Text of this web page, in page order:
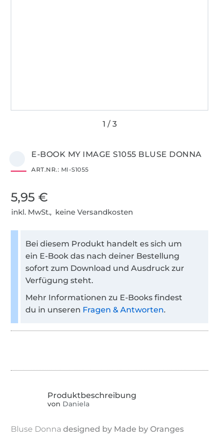
E-BOOK MY IMAGE S1055 BLUSE DONNA
ART.NR.: MI-S1055
5,95 €
inkl. MwSt., keine Versandkosten
Bei diesem Produkt handelt es sich um
ein E-Book das nach deiner Bestellung
sofort zum Download und Ausdruck zur
Verfügung steht.
Mehr Informationen zu E-Books findest
du in unseren Fragen & Antworten.
von Daniela
Bluse Donnadesigned by Made by Oranges